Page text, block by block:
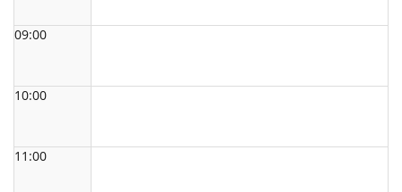
09:00
10:00
11:00